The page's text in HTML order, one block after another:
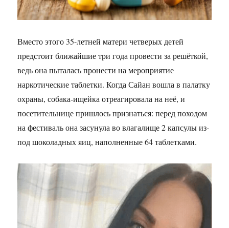
Вместо этого 35-летней матери четверых детей
предстоит ближайшие три года провести за решёткой,
ведь она пыталась пронести на мероприятие
наркотические таблетки. Когда Сайан вошла в палатку
охраны, собака-ищейка отреагировала на неё, и
посетительнице пришлось признаться: перед походом
на фестиваль она засунула во влагалище 2 капсулы из-
под шоколадных яиц, наполненные 64 таблетками.